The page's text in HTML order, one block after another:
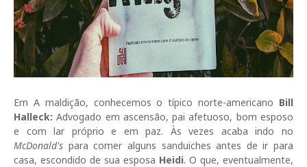
Em A maldição, conhecemos o típico norte-americano Bill
Halleck: Advogado em ascensão, pai afetuoso, bom esposo
e com lar próprio e em paz. Às vezes acaba indo no
McDonald's para comer alguns sanduiches antes de ir para
casa, escondido de sua esposa Heidi. O que, eventualmente,